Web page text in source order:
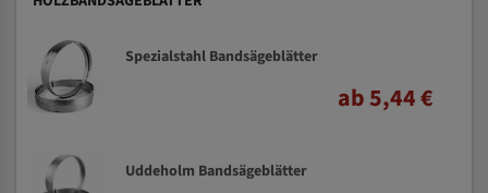
Spezialstahl Bandsägeblätter
ab 5,44 €
Uddeholm Bandsägeblätter